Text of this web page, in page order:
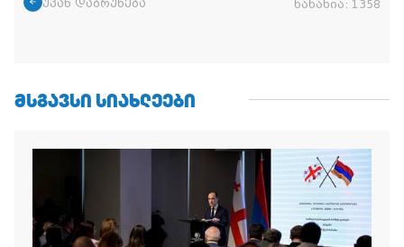
უკან დაბრუნება ნანახია: 1358
ᲛᲡᲒᲐᲕᲡᲘ ᲡᲘᲐᲮᲚᲔᲔᲑᲘ